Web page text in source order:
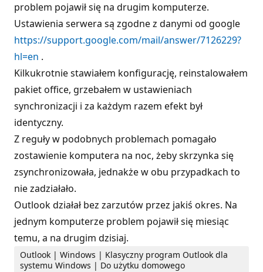
problem pojawił się na drugim komputerze.
Ustawienia serwera są zgodne z danymi od google
https://support.google.com/mail/answer/7126229?
hl=en .
Kilkukrotnie stawiałem konfigurację, reinstalowałem
pakiet office, grzebałem w ustawieniach
synchronizacji i za każdym razem efekt był
identyczny.
Z reguły w podobnych problemach pomagało
zostawienie komputera na noc, żeby skrzynka się
zsynchronizowała, jednakże w obu przypadkach to
nie zadziałało.
Outlook działał bez zarzutów przez jakiś okres. Na
jednym komputerze problem pojawił się miesiąc
temu, a na drugim dzisiaj.
Outlook | Windows | Klasyczny program Outlook dla
systemu Windows | Do użytku domowego